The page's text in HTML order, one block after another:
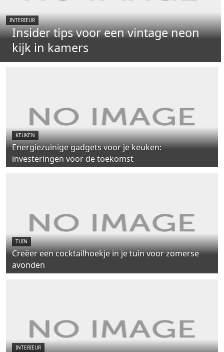
INTERIEUR
Insider tips voor een vintage neon
kijk in kamers
KEUKEN
Energiezuinige gadgets voor je keuken:
investeringen voor de toekomst
TUIN
Creëer een cocktailhoekje in je tuin voor zomerse
avonden
INTERIEUR